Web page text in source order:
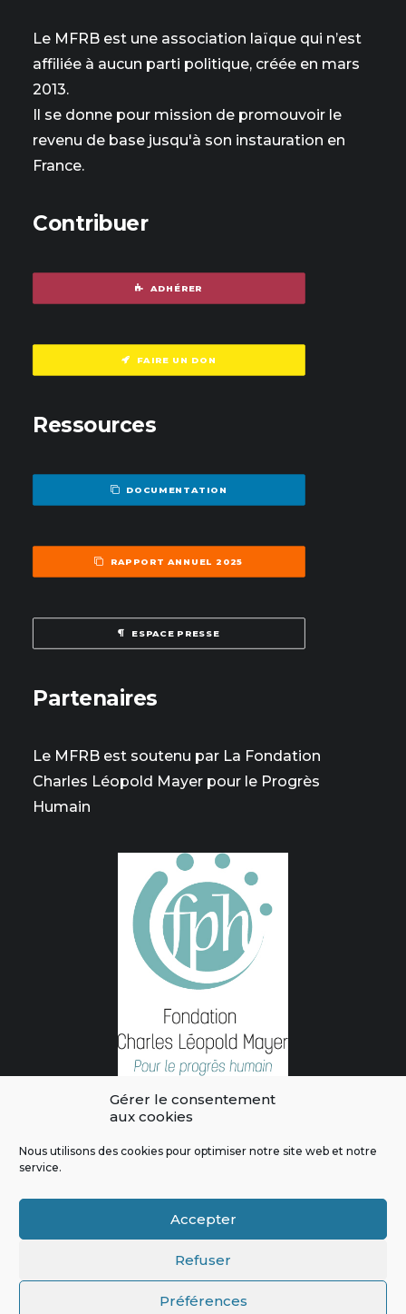
Gérer le consentement
aux cookies
Nous utilisons des cookies pour optimiser notre site web et notre
service.
Accepter
Refuser
Préférences
Le MFRB est une association laïque qui n’est
affiliée à aucun parti politique, créée en mars
2013.
Il se donne pour mission de promouvoir le
revenu de base jusqu'à son instauration en
France.
Contribuer
ADHÉRER
FAIRE UN DON
Ressources
DOCUMENTATION
RAPPORT ANNUEL 2025
ESPACE PRESSE
Partenaires
Le MFRB est soutenu par La Fondation
Charles Léopold Mayer pour le Progrès
Humain
L'intégralité des contenus de ce site sont publiés sous licence
|Politique de confidentialité